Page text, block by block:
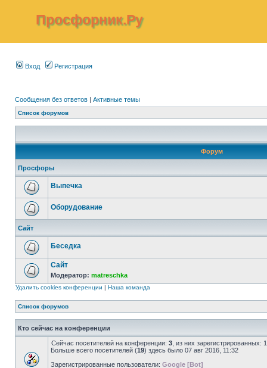
Просфорник.Ру
Вход Регистрация
Сообщения без ответов | Активные темы
Список форумов
Форум
Просфоры
Выпечка
Оборудование
Сайт
Беседка
Сайт
Модератор: matreschka
Удалить cookies конференции | Наша команда
Список форумов
Кто сейчас на конференции
Сейчас посетителей на конференции: 3 , из них
Больше всего посетителей (19) здесь было 07 авг 2016, 11:32
Зарегистрированные пользователи: Google [Bot]